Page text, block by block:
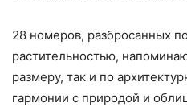
28 номеров, разбросанных
растительностью,
размеру, так и по
гармонии с природой и